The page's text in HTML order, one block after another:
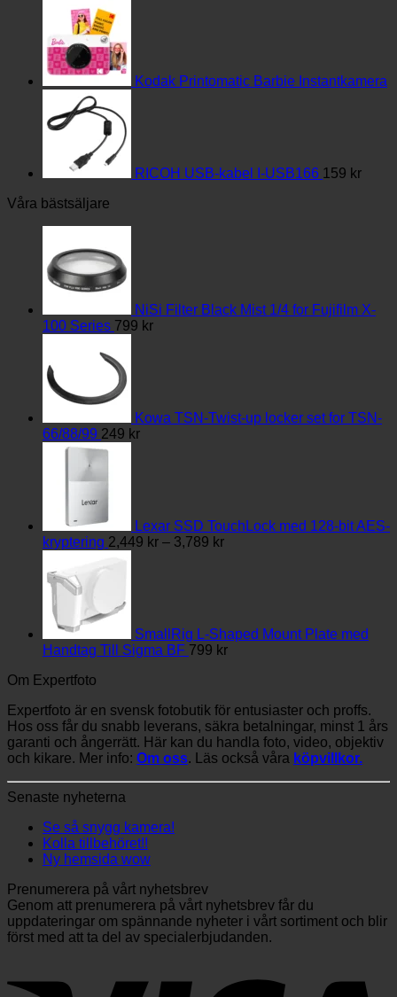
Kodak Printomatic Barbie Instantkamera
RICOH USB-kabel I-USB166 159 kr
Våra bästsäljare
NiSi Filter Black Mist 1/4 for Fujifilm X-
100 Series 799 kr
Kowa TSN-Twist-up locker set for TSN-
66/88/99 249 kr
Lexar SSD TouchLock med 128-bit AES-
kryptering 2,449 kr – 3,789 krPrisintervall:
SmallRig L-Shaped Mount Plate med
Handtag Till Sigma BF 799 kr
Om Expertfoto
Expertfoto är en svensk fotobutik för entusiaster och proffs.
Hos oss får du snabb leverans, säkra betalningar, minst 1 års
garanti och ångerrätt. Här kan du handla foto, video, objektiv
och kikare. Mer info: Om oss. Läs också våra köpvillkor.
Senaste nyheterna
Se så snygg kamera!
Kolla tillbehöret!!
Ny hemsida wow
Prenumerera på vårt nyhetsbrev
Genom att prenumerera på vårt nyhetsbrev får du
uppdateringar om spännande nyheter i vårt sortiment och blir
först med att ta del av specialerbjudanden.